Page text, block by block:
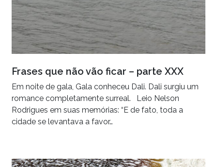
Frases que não vão ficar – parte XXX
Em noite de gala, Gala conheceu Dali. Dali surgiu um
romance completamente surreal. Leio Nelson
Rodrigues em suas memórias: “E de fato, toda a
cidade se levantava a favor…